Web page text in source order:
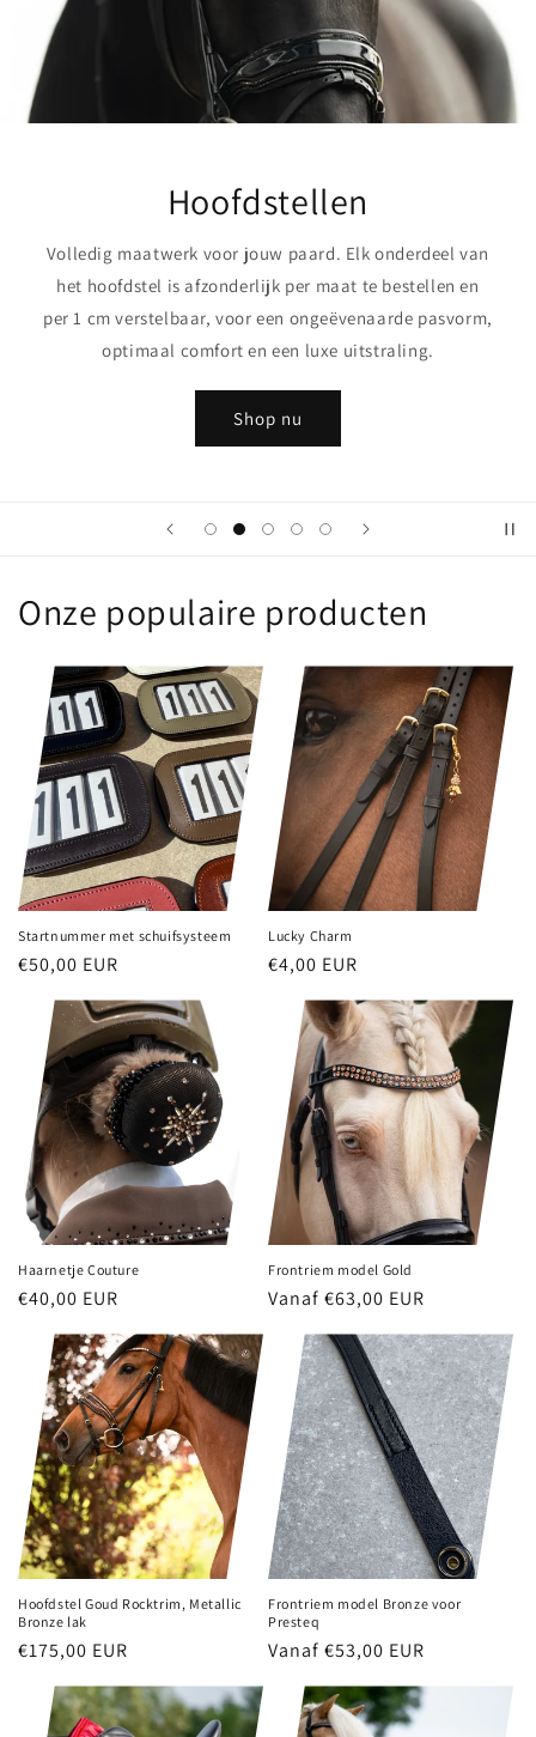
Hoofdstellen
Volledig maatwerk voor jouw paard. Elk onderdeel van
het hoofdstel is afzonderlijk per maat te bestellen en
per 1 cm verstelbaar, voor een ongeëvenaarde pasvorm,
optimaal comfort en een luxe uitstraling.
Shop nu
Onze populaire producten
Startnummer met schuifsysteem
Normale
prijs
€50,00 EUR
Lucky Charm
Normale
prijs
€4,00 EUR
Haarnetje Couture
Normale
prijs
€40,00 EUR
Frontriem model Gold
Normale
prijs
Vanaf €63,00 EUR
Hoofdstel Goud Rocktrim, Metallic
Bronze lak
Normale
prijs
€175,00 EUR
Frontriem model Bronze voor
Presteq
Normale
prijs
Vanaf €53,00 EUR